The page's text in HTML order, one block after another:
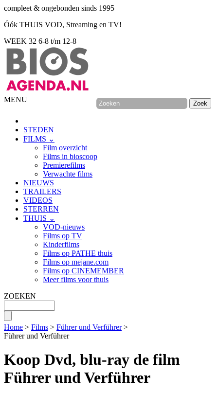
compleet & ongebonden sinds 1995
Óók THUIS VOD, Streaming en TV!
WEEK 32 6-8 t/m 12-8
MENU
STEDEN
FILMS ⌄
Film overzicht
Films in bioscoop
Premierefilms
Verwachte films
NIEUWS
TRAILERS
VIDEOS
STERREN
THUIS ⌄
VOD-nieuws
Films op TV
Kinderfilms
Films op PATHE thuis
Films op mejane.com
Films op CINEMEMBER
Meer films voor thuis
ZOEKEN
Home > Films > Führer und Verführer>
Führer und Verführer
Koop Dvd, blu-ray de film
Führer und Verführer